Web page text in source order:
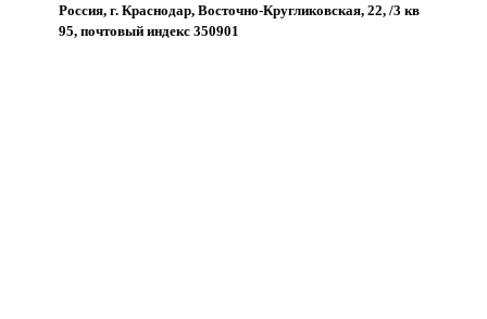
Россия, г. Краснодар, Восточно-Кругликовская, 22, /3 кв
95, почтовый индекс 350901